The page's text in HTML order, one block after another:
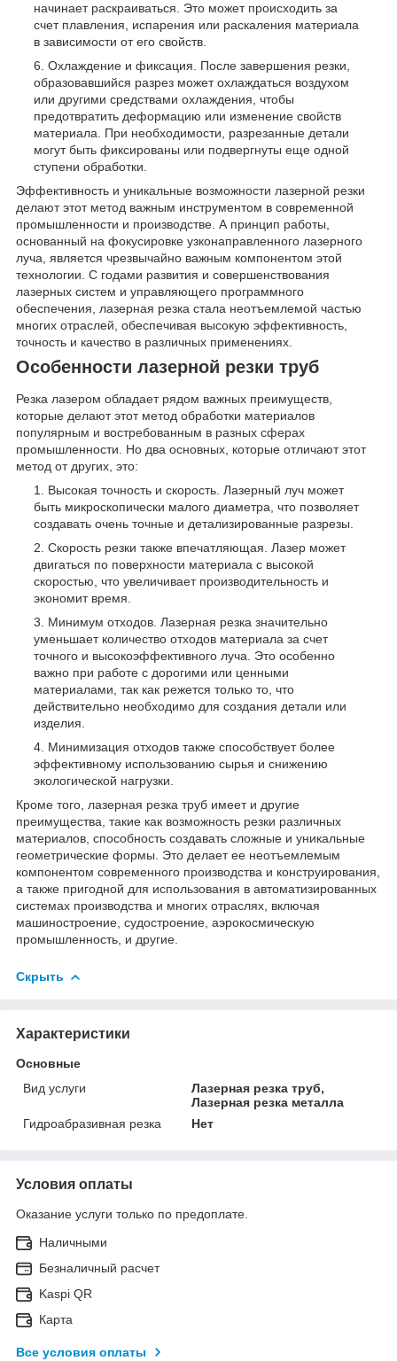
начинает раскраиваться. Это может происходить за
счет плавления, испарения или раскаления материала
в зависимости от его свойств.
Охлаждение и фиксация. После завершения резки,
образовавшийся разрез может охлаждаться воздухом
или другими средствами охлаждения, чтобы
предотвратить деформацию или изменение свойств
материала. При необходимости, разрезанные детали
могут быть фиксированы или подвергнуты еще одной
ступени обработки.
Эффективность и уникальные возможности лазерной резки
делают этот метод важным инструментом в современной
промышленности и производстве. А принцип работы,
основанный на фокусировке узконаправленного лазерного
луча, является чрезвычайно важным компонентом этой
технологии. С годами развития и совершенствования
лазерных систем и управляющего программного
обеспечения, лазерная резка стала неотъемлемой частью
многих отраслей, обеспечивая высокую эффективность,
точность и качество в различных применениях.
Особенности лазерной резки труб
Резка лазером обладает рядом важных преимуществ,
которые делают этот метод обработки материалов
популярным и востребованным в разных сферах
промышленности. Но два основных, которые отличают этот
метод от других, это:
Высокая точность и скорость. Лазерный луч может
быть микроскопически малого диаметра, что позволяет
создавать очень точные и детализированные разрезы.
Скорость резки также впечатляющая. Лазер может
двигаться по поверхности материала с высокой
скоростью, что увеличивает производительность и
экономит время.
Минимум отходов. Лазерная резка значительно
уменьшает количество отходов материала за счет
точного и высокоэффективного луча. Это особенно
важно при работе с дорогими или ценными
материалами, так как режется только то, что
действительно необходимо для создания детали или
изделия.
Минимизация отходов также способствует более
эффективному использованию сырья и снижению
экологической нагрузки.
Кроме того, лазерная резка труб имеет и другие
преимущества, такие как возможность резки различных
материалов, способность создавать сложные и уникальные
геометрические формы. Это делает ее неотъемлемым
компонентом современного производства и конструирования,
а также пригодной для использования в автоматизированных
системах производства и многих отраслях, включая
машиностроение, судостроение, аэрокосмическую
промышленность, и другие.
Скрыть
Характеристики
Основные
Вид услуги
Лазерная резка труб,
Лазерная резка металла
Гидроабразивная резка
Нет
Условия оплаты
Оказание услуги только по предоплате.
Наличными
Безналичный расчет
Kaspi QR
Карта
Все условия оплаты